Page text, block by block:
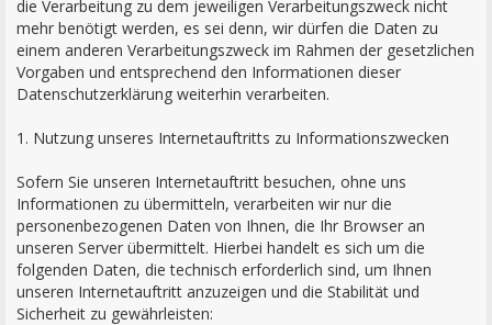
die Verarbeitung zu dem jeweiligen Verarbeitungszweck nicht
mehr benötigt werden, es sei denn, wir dürfen die Daten zu
einem anderen Verarbeitungszweck im Rahmen der gesetzlichen
Vorgaben und entsprechend den Informationen dieser
Datenschutzerklärung weiterhin verarbeiten.
1. Nutzung unseres Internetauftritts zu Informationszwecken
Sofern Sie unseren Internetauftritt besuchen, ohne uns
Informationen zu übermitteln, verarbeiten wir nur die
personenbezogenen Daten von Ihnen, die Ihr Browser an
unseren Server übermittelt. Hierbei handelt es sich um die
folgenden Daten, die technisch erforderlich sind, um Ihnen
unseren Internetauftritt anzuzeigen und die Stabilität und
Sicherheit zu gewährleisten: